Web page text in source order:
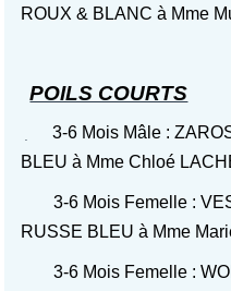
ROUX & BLANC à Mme
POILS COURTS
3-6 Mois Mâle :
BLEU à Mme Chloé
3-6 Mois Femelle :
RUSSE BLEU à Mme
3-6 Mois Femelle :